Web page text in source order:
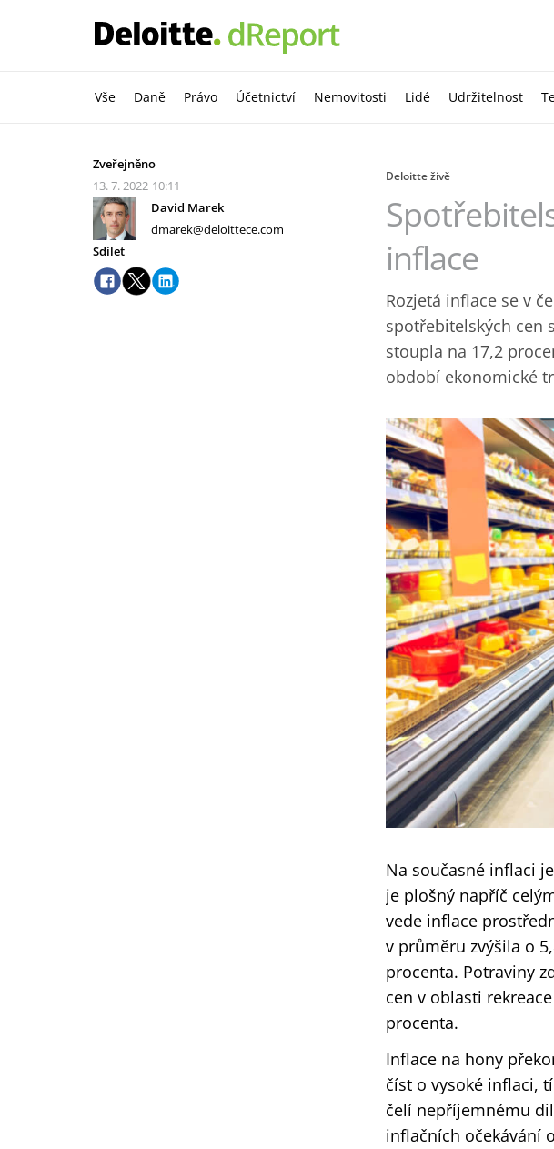
Vše Daně Právo Účetnictví Nemovitosti Lidé Udržitelnost
Zveřejněno
13. 7. 2022 10:11
David Marek
dmarek@deloittece.com
Sdílet
Deloitte živě
inflace
Rozjetá inflace se v
spotřebitelských cen
stoupla na 17,2
období ekonomické
Na současné inflaci
je plošný napříč
vede inflace
v průměru zvýšila o
procenta. Potraviny
cen v oblasti
procenta.
Inflace na hony
číst o vysoké inflaci,
čelí nepříjemnému
inflačních očekávání